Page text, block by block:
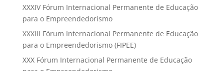
XXXIV Fórum Internacional Permanente de Educação
para o Empreendedorismo
XXXIII Fórum Internacional Permanente de Educação
para o Empreendedorismo (FIPEE)
XXX Fórum Internacional Permanente de Educação